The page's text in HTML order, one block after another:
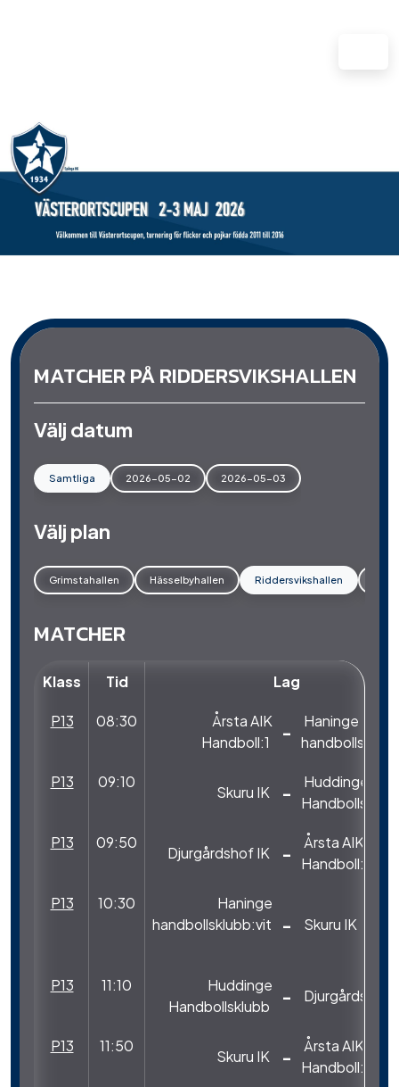
MATCHER PÅ RIDDERSVIKSHALLEN
Välj datum
Samtliga 2026-05-02 2026-05-03
Välj plan
Grimstahallen Hässelbyhallen Riddersvikshallen
MATCHER
Klass Tid Lag
P13 08:30
Årsta AIK
Handboll:1
-
Haninge
P13 09:10
Skuru IK -
Huddinge
P13 09:50
Djurgårdshof IK -
Årsta AIK
Handboll:1
P13 10:30
Haninge
handbollsklubb:vit
- Skuru IK
P13 11:10
Huddinge
Handbollsklubb
- Djurgårdshof
P13 11:50
Skuru IK -
Årsta AIK
Handboll:1